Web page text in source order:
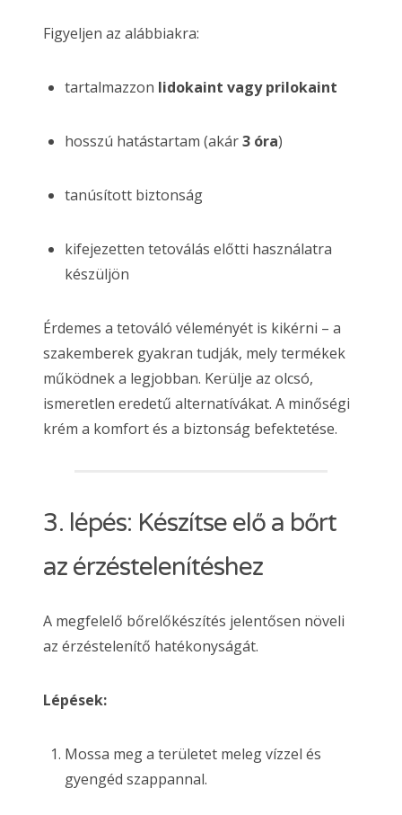
Figyeljen az alábbiakra:
tartalmazzon lidokaint vagy prilokaint
hosszú hatástartam (akár3 óra)
tanúsított biztonság
kifejezetten tetoválás előtti használatra
készüljön
Érdemes a tetováló véleményét is kikérni – a
szakemberek gyakran tudják, mely termékek
működnek a legjobban. Kerülje az olcsó,
ismeretlen eredetű alternatívákat. A minőségi
krém a komfort és a biztonság befektetése.
3. lépés: Készítse elő a bőrt
az érzéstelenítéshez
A megfelelő bőrelőkészítés jelentősen növeli
az érzéstelenítő hatékonyságát.
Lépések:
Mossa meg a területet meleg vízzel és
gyengéd szappannal.